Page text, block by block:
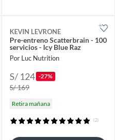
KEVIN LEVRONE
Pre-entreno Scatterbrain - 100
servicios - Icy Blue Raz
Por Luc Nutrition
S/ 124 -27%
S/ 169
Retira mañana
(2)